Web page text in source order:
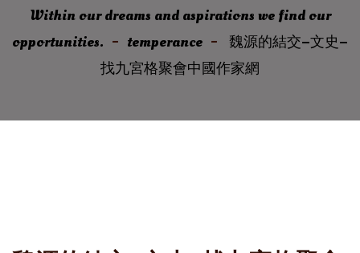
Within our dreams and aspirations we find our
opportunities.
temperance
魏源的結交–文史–
找九宮格聚會中國作家網